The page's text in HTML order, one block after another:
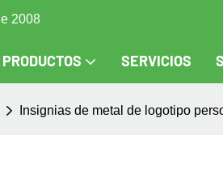
2008
PRODUCTOS SERVICIOS
Insignias de metal de logotipo